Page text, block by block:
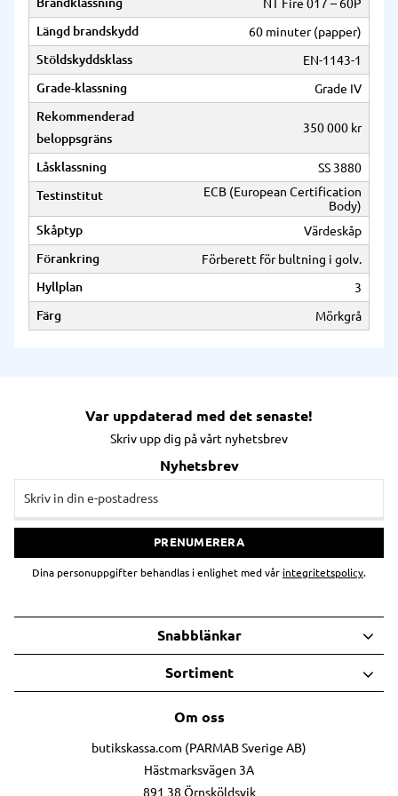
Brandklassning
NT Fire 017 – 60P
Längd brandskydd
60 minuter (papper)
Stöldskyddsklass
EN-1143-1
Grade-klassning
Grade IV
Rekommenderad
beloppsgräns
350 000 kr
Låsklassning
SS 3880
Testinstitut
ECB (European Certification
Body)
Skåptyp
Värdeskåp
Förankring
Förberett för bultning i golv.
Hyllplan
3
Färg
Mörkgrå
Var uppdaterad med det senaste!
Skriv upp dig på vårt nyhetsbrev
Nyhetsbrev
PRENUMERERA
Dina personuppgifter behandlas i enlighet med vår integritetspolicy.
Om oss
butikskassa.com (PARMAB Sverige AB)
Hästmarksvägen 3A
891 38 Örnsköldsvik
Snabblänkar
Sortiment